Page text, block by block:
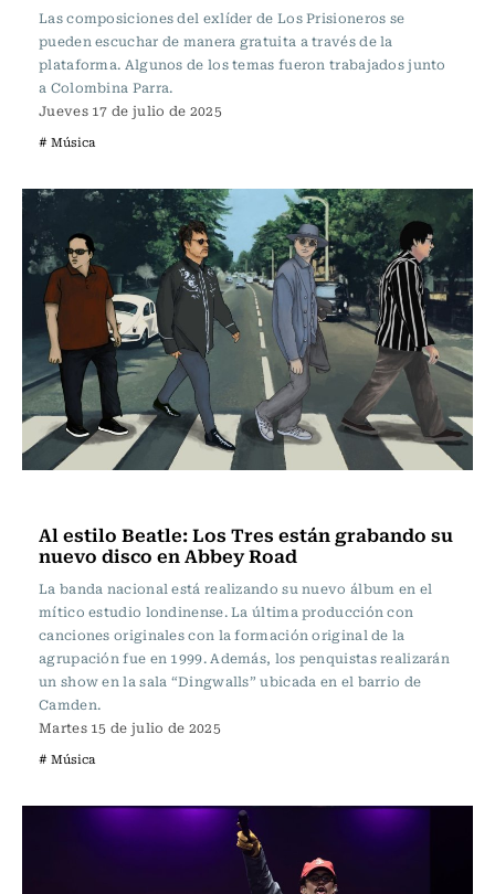
Las composiciones del exlíder de Los Prisioneros se
pueden escuchar de manera gratuita a través de la
plataforma. Algunos de los temas fueron trabajados junto
a Colombina Parra.
Jueves 17 de julio de 2025
# Música
Al estilo Beatle: Los Tres están grabando su
nuevo disco en Abbey Road
La banda nacional está realizando su nuevo álbum en el
mítico estudio londinense. La última producción con
canciones originales con la formación original de la
agrupación fue en 1999. Además, los penquistas realizarán
un show en la sala “Dingwalls” ubicada en el barrio de
Camden.
Martes 15 de julio de 2025
# Música